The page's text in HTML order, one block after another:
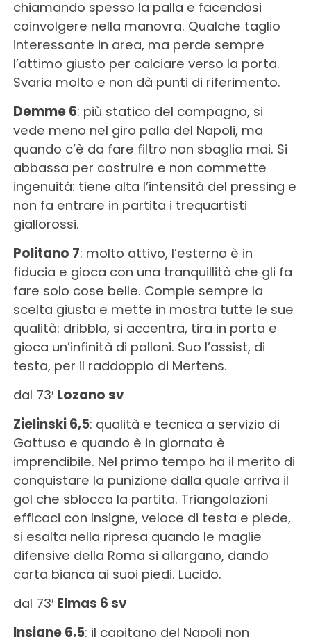
chiamando spesso la palla e facendosi
coinvolgere nella manovra. Qualche taglio
interessante in area, ma perde sempre
l’attimo giusto per calciare verso la porta.
Svaria molto e non dà punti di riferimento.
Demme 6: più statico del compagno, si
vede meno nel giro palla del Napoli, ma
quando c’è da fare filtro non sbaglia mai. Si
abbassa per costruire e non commette
ingenuità: tiene alta l’intensità del pressing e
non fa entrare in partita i trequartisti
giallorossi.
Politano 7: molto attivo, l’esterno è in
fiducia e gioca con una tranquillità che gli fa
fare solo cose belle. Compie sempre la
scelta giusta e mette in mostra tutte le sue
qualità: dribbla, si accentra, tira in porta e
gioca un’infinità di palloni. Suo l’assist, di
testa, per il raddoppio di Mertens.
dal 73′ Lozano sv
Zielinski 6,5: qualità e tecnica a servizio di
Gattuso e quando è in giornata è
imprendibile. Nel primo tempo ha il merito di
conquistare la punizione dalla quale arriva il
gol che sblocca la partita. Triangolazioni
efficaci con Insigne, veloce di testa e piede,
si esalta nella ripresa quando le maglie
difensive della Roma si allargano, dando
carta bianca ai suoi piedi. Lucido.
dal 73′ Elmas 6 sv
Insigne 6,5: il capitano del Napoli non